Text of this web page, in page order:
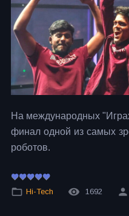
На международных
финал одной из самых
роботов.
Hi-Tech 1692